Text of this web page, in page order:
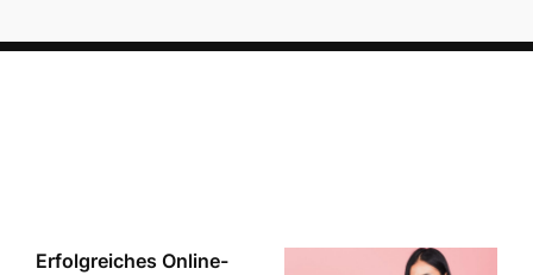
Erfolgreiches Online-